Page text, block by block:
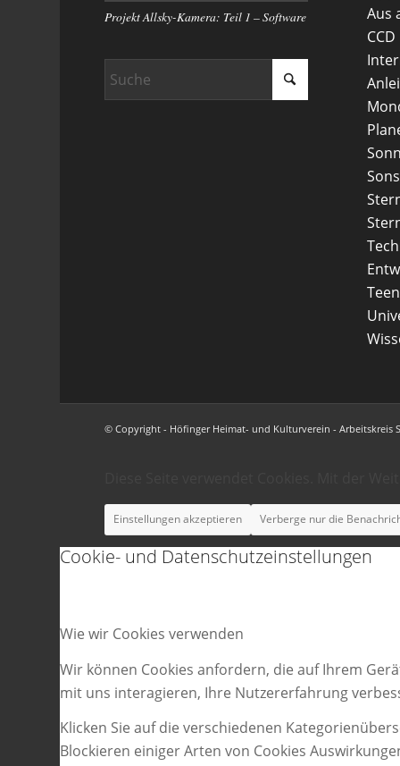
Projekt Allsky-Kamera: Teil 1 – Software
Aus
CCD
© Copyright - Höfinger Heimat- und Kulturverein - Arbeitskreis
Einstellungen akzeptieren Verberge nur die
Cookie- und Datenschutzeinstellungen
Wie wir Cookies verwenden
Wir können Cookies anfordern, die auf Ihrem
mit uns interagieren, Ihre Nutzererfahrung
Klicken Sie auf die verschiedenen
Blockieren einiger Arten von Cookies